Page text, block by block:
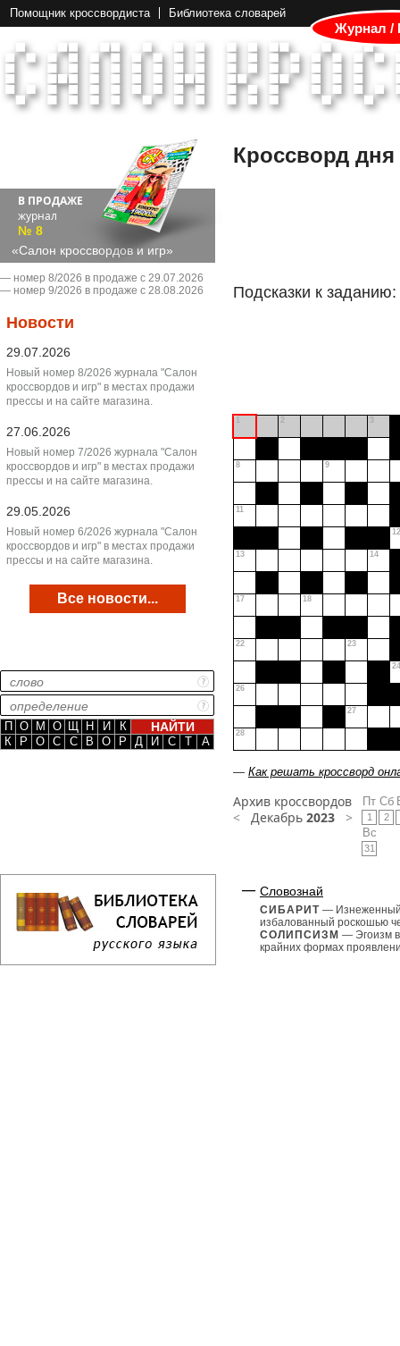
Помощник кроссвордиста Библиотека словарей
Журнал /
В ПРОДАЖЕ
журнал
№ 8
«Салон кроссвордов и игр»
― номер 8/2026 в продаже с 29.07.2026
― номер 9/2026 в продаже с 28.08.2026
Новости
29.07.2026
Новый номер 8/2026 журнала "Салон
кроссвордов и игр" в местах продажи
прессы и на сайте магазина.
27.06.2026
Новый номер 7/2026 журнала "Салон
кроссвордов и игр" в местах продажи
прессы и на сайте магазина.
29.05.2026
Новый номер 6/2026 журнала "Салон
кроссвордов и игр" в местах продажи
прессы и на сайте магазина.
Все новости...
П О М О Щ Н И
К
К
Р О С С В О Р Д И С Т А
Кроссворд дня
Подсказки к заданию:
1 2 3
8 9
11
12
13 14
17 18
22 23
24
26
27
28
— Как решать кроссворд
Архив кроссвордов
< Декабрь 2023 >
Пт
1
Сб
2
Вс
31
Словознай
СИБАРИТ —
избалованный роскошью
СОЛИПСИЗМ — Эгоизм в
крайних формах